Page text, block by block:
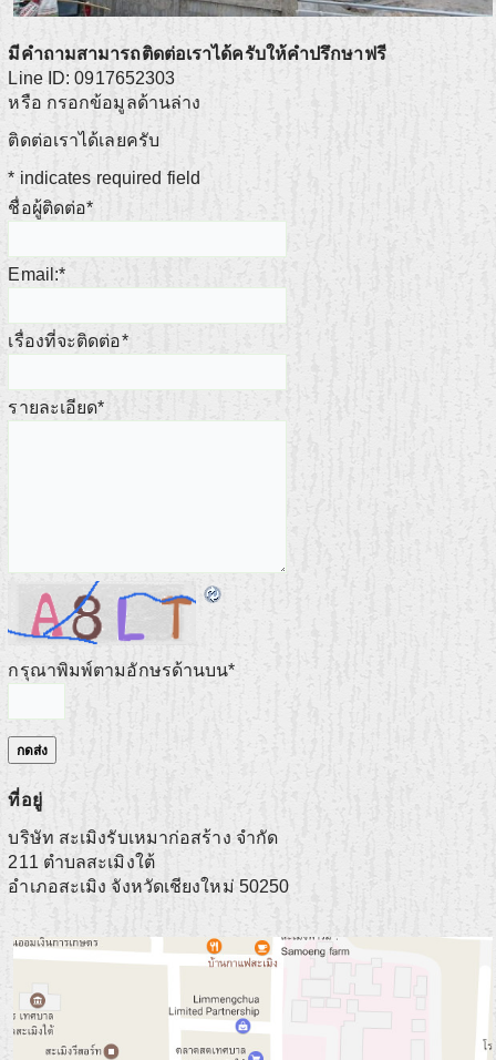
มีคำถามสามารถติดต่อเราได้ครับให้คำปรึกษาฟรี
Line ID: 0917652303
หรือ กรอกข้อมูลด้านล่าง
ติดต่อเราได้เลยครับ
* indicates required field
ชื่อผู้ติดต่อ*
Email:*
เรื่องที่จะติดต่อ*
รายละเอียด*
กรุณาพิมพ์ตามอักษรด้านบน*
ที่อยู่
บริษัท สะเมิงรับเหมาก่อสร้าง จำกัด
211 ตำบลสะเมิงใต้
อำเภอสะเมิง จังหวัดเชียงใหม่ 50250